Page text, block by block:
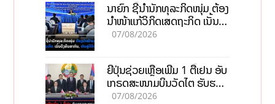
ນາຍົກ ຊີ້ນຳນັກທຸລະກິດໜຸ່ມ ຕ້ອງ
ນຳໜ້າແກ້ວິກິດເສດຖະກິດ ເນັ້ນດຶງ
ທຶນສາກົນ, ຫັນສູ່ດິຈິຕອນ
07/08/2026
ຍີ່ປຸ່ນຊ່ວຍເຫຼືອເພີ່ມ 1 ຕື້ເຢນ ອັບ
ເກຣດສະໜາມບິນວັດໄຕ ຮັບຮອງ
ການເຕີບໂຕ
07/08/2026